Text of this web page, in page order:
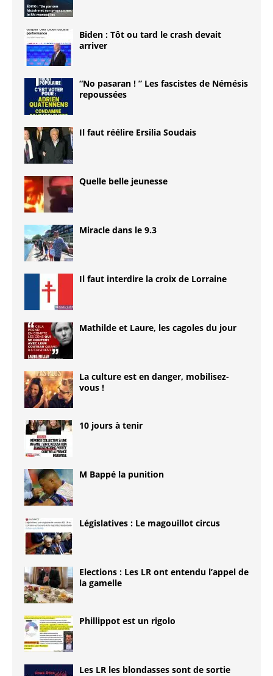
Biden : Tôt ou tard le crash devait
arriver
“No pasaran ! ” Les fascistes de Némésis
repoussées
Il faut réélire Ersilia Soudais
Quelle belle jeunesse
Miracle dans le 9.3
Il faut interdire la croix de Lorraine
Mathilde et Laure, les cagoles du jour
La culture est en danger, mobilisez-
vous !
10 jours à tenir
M Bappé la punition
Législatives : Le magouillot circus
Elections : Les LR ont entendu l’appel de
la gamelle
Phillippot est un rigolo
Les LR les blondasses sont de sortie